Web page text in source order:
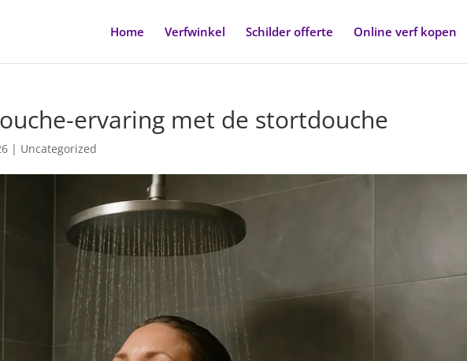
Home Verfwinkel Schilder offerte Online verf kopen
ervaring met de stortdouche
| Uncategorized